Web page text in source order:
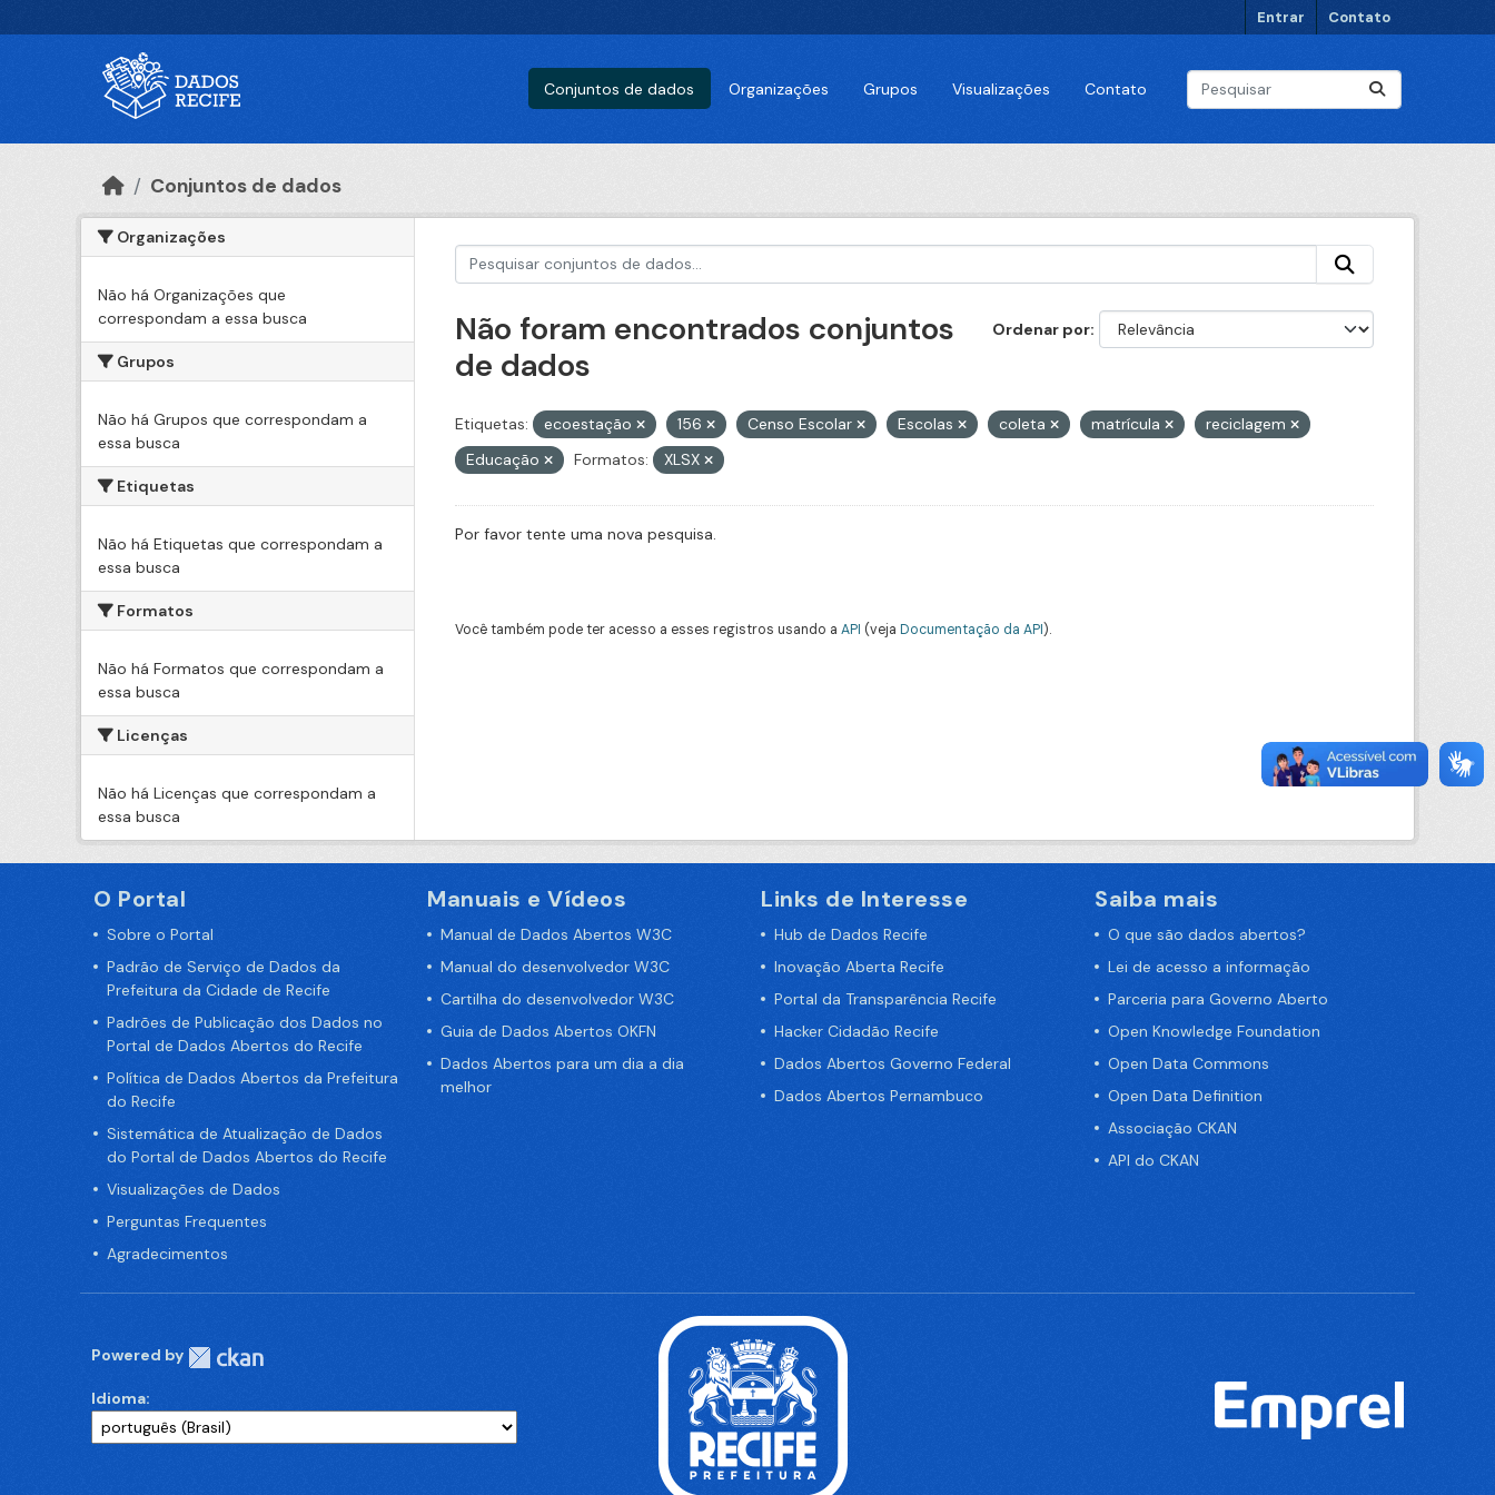
Entrar Contato
Conjuntos de dados Organizações Grupos Visualizações Contato
Conjuntos de dados
Organizações
Não há Organizações que
correspondam a essa busca
Grupos
Não há Grupos que correspondam a
essa busca
Etiquetas
Não há Etiquetas que correspondam a
essa busca
Formatos
Não há Formatos que correspondam a
essa busca
Licenças
Não há Licenças que correspondam a
essa busca
Ordenar por
Não foram encontrados conjuntos
de dados
Etiquetas: ecoestação 156 Censo Escolar Escolas coleta matrícula
reciclagem
Educação
Formatos: XLSX
Por favor tente uma nova pesquisa.
Você também pode ter acesso a esses registros usando a API (veja Documentação da API).
O Portal
Sobre o Portal
Padrão de Serviço de Dados da
Prefeitura da Cidade de Recife
Padrões de Publicação dos Dados no
Portal de Dados Abertos do Recife
Política de Dados Abertos da Prefeitura
do Recife
Sistemática de Atualização de Dados
do Portal de Dados Abertos do Recife
Visualizações de Dados
Perguntas Frequentes
Agradecimentos
Manuais e Vídeos
Manual de Dados Abertos W3C
Manual do desenvolvedor W3C
Cartilha do desenvolvedor W3C
Guia de Dados Abertos OKFN
Dados Abertos para um dia a dia
melhor
Links de Interesse
Hub de Dados Recife
Inovação Aberta Recife
Portal da Transparência Recife
Hacker Cidadão Recife
Dados Abertos Governo Federal
Dados Abertos Pernambuco
Saiba mais
O que são dados abertos?
Lei de acesso a informação
Parceria para Governo Aberto
Open Knowledge Foundation
Open Data Commons
Open Data Definition
Associação CKAN
API do CKAN
Powered by
Idioma